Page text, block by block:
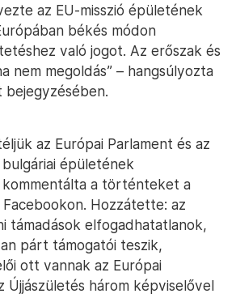
az EU-misszió épületének
békés módon
való jogot. Az erőszak és
nem megoldás” – hangsúlyozta
az Európai Parlament és az
épületének
kommentálta a történteket a
Hozzátette: az
támadások elfogadhatatlanok,
párt támogatói teszik,
ott vannak az Európai
Újjászületés három képviselővel